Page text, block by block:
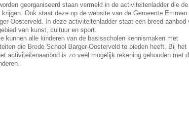
georganiseerd staan vermeld in de activiteitenladder die de
Ook staat deze op de website van de Gemeente Emmen
Oosterveld. In deze activiteitenladder staat een breed aanbod
van kunst, cultuur en sport.
kunnen alle kinderen van de basisscholen kennismaken met
die Brede School Barger-Oosterveld te bieden heeft. Bij het
activiteitenaanbod is zo veel mogelijk rekening gehouden met